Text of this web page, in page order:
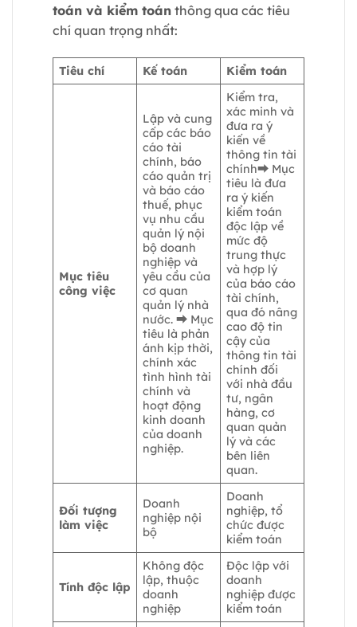
toán và kiểm toán thông qua các tiêu
chí quan trọng nhất:
Tiêu chí Kế toán Kiểm toán
Mục tiêu
công việc
Lập và cung
cấp các báo
cáo tài
chính, báo
cáo quản trị
và báo cáo
thuế, phục
vụ nhu cầu
quản lý nội
bộ doanh
nghiệp và
yêu cầu của
cơ quan
quản lý nhà
nước. ⮕ Mục
tiêu là phản
ánh kịp thời,
chính xác
tình hình tài
chính và
hoạt động
kinh doanh
của doanh
nghiệp.
Kiểm tra,
xác minh và
đưa ra ý
kiến về
thông tin tài
chính⮕ Mục
tiêu là đưa
ra ý kiến
kiểm toán
độc lập về
mức độ
trung thực
và hợp lý
của báo cáo
tài chính,
qua đó nâng
cao độ tin
cậy của
thông tin tài
chính đối
với nhà đầu
tư, ngân
hàng, cơ
quan quản
lý và các
bên liên
quan.
Đối tượng
làm việc
Doanh
nghiệp nội
bộ
Doanh
nghiệp, tổ
chức được
kiểm toán
Tính độc lập
Không độc
lập, thuộc
doanh
nghiệp
Độc lập với
doanh
nghiệp được
kiểm toán